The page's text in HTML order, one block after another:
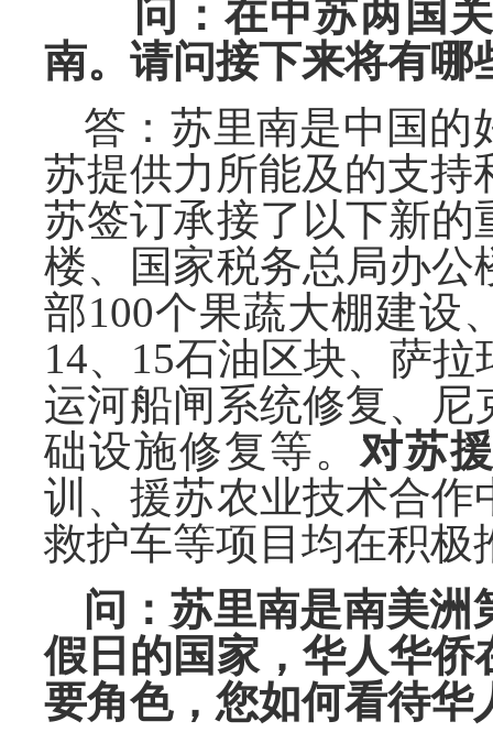
问：在中苏两国
南。请问接下来将有哪
答：苏里南是中国的
苏提供力所能及的支持
苏签订承接了以下新
楼、国家税务总局办
部100个果蔬大棚建设
14、15石油区块、萨
运河船闸系统修复、
础设施修复等。对苏
训、援苏农业技术合
救护车等项目均在积极
问：苏里南是南美洲
假日的国家，华人华
要角色，您如何看待华